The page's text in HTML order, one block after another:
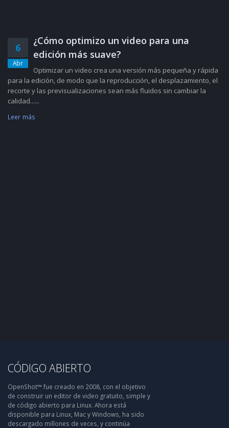
6
Abr
¿Cómo optimizo un video para una
edición más suave?
Optimizar un video crea una versión más pequeña y rápida
para la edición, de modo que la reproducción, el desplazamiento, el
recorte y las previsualizaciones sean más fluidos sin cambiar la
calidad......
Leer más
CÓDIGO ABIERTO
OpenShot™ fue creado en 2008, con el objetivo
de construir un editor de video gratuito, simple y
de código abierto para Linux. Ahora está
disponible para Linux, Mac y Windows, ha sido
descargado millones de veces, y continúa